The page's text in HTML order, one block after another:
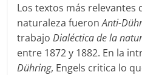
Los textos más relevantes
naturaleza fueronAnti-
trabajoDialéctica de la
entre 1872 y 1882. En la
Dühring, Engels critica lo